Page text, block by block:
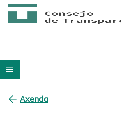
Axenda